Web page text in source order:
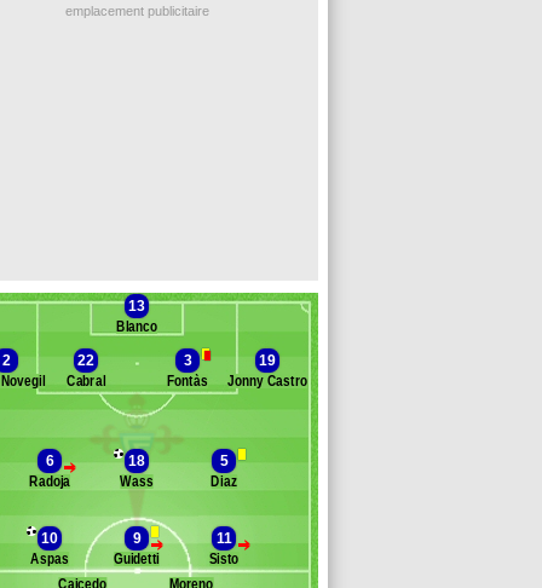
emplacement publicitaire
Banc des remplaçants Celta Vigo
Sergio Álvarez
13
Blanco
2
22
Cabral
3
Fontàs
19
Jonny Castro
>
6
Radoja
18
Wass
5
Diaz
10
Aspas
>
9
Guidetti
>
11
Sisto
Moreno
Caicedo